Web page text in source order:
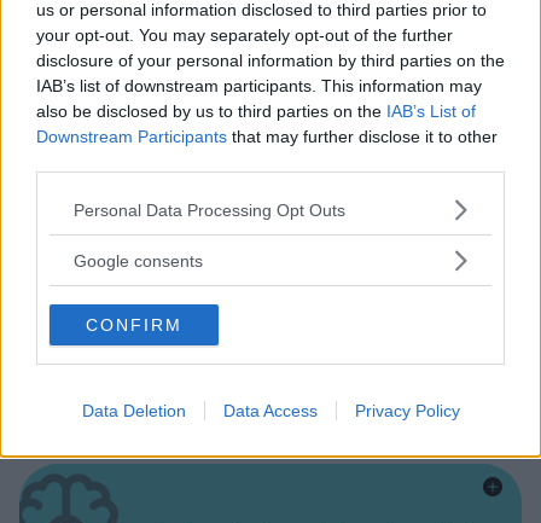
us or personal information disclosed to third parties prior to
your opt-out. You may separately opt-out of the further
disclosure of your personal information by third parties on the
IAB’s list of downstream participants. This information may
also be disclosed by us to third parties on the IAB’s List of
Downstream Participants that may further disclose it to other
Please note that this website/app uses one or more Google
not limited to your visit or usage behaviour. You may click to
use your data for below specified purposes in below Google
consent section.
Personal Data Processing Opt Outs
Google consents
CONFIRM
Data Deletion Data Access Privacy Policy
Alberghi
Valigie per il Parto
Corsi di Lingua per bambini